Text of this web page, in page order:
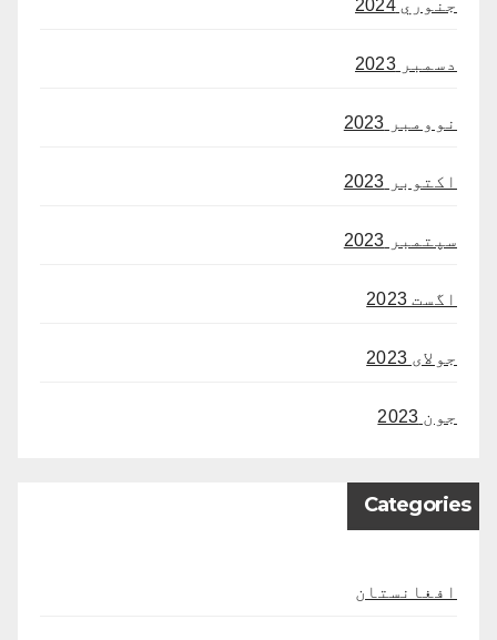
جنوري 2024
دسمبر 2023
نوومبر 2023
اکتوبر 2023
سپتمبر 2023
اگست 2023
جولای 2023
جون 2023
Categories
افغانستان